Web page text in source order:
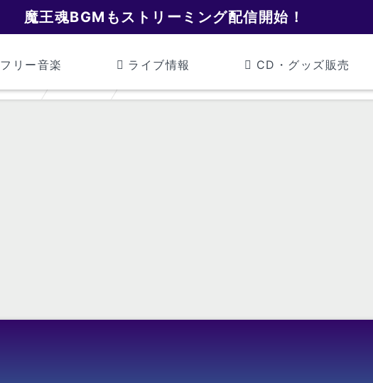
魔王魂BGMもストリーミング配信開始！
フリー音楽 ライブ情報 CD・グッズ販売